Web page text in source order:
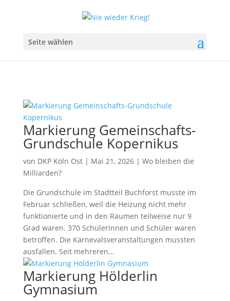
Seite wählen
Markierung Gemeinschafts-
Grundschule Kopernikus
von DKP Köln Ost| Mai 21, 2026| Wo bleiben die
Milliarden?
Die Grundschule im Stadtteil Buchforst musste im
Februar schließen, weil die Heizung nicht mehr
funktionierte und in den Räumen teilweise nur 9
Grad waren. 370 Schülerinnen und Schüler waren
betroffen. Die Karnevalsveranstaltungen mussten
ausfallen. Seit mehreren...
Markierung Hölderlin
Gymnasium